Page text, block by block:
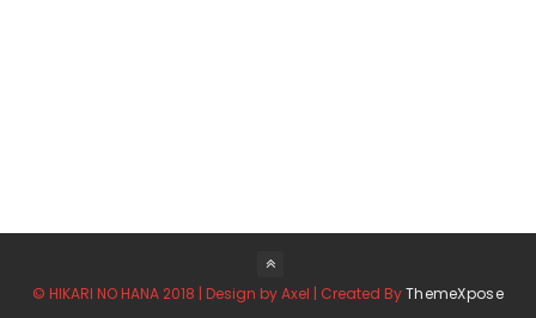
© HIKARI NO HANA 2018 | Design by Axel | Created ByThemeXpose